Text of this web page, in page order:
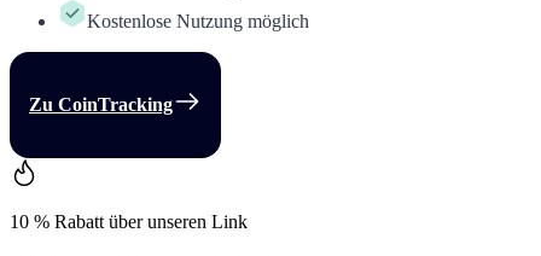
Kostenlose Nutzung möglich
Zu CoinTracking
10 % Rabatt über unseren Link